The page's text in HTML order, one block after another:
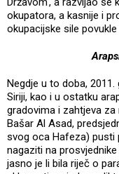
okupatora, a kasnije i
okupacijske sile
Negdje u to doba,
Siriji, kao i u ostatku
gradovima i zahtjeva
Bašar Al Asad,
svog oca Hafeza) pusti
nagaziti na
jasno je li bila riječ o